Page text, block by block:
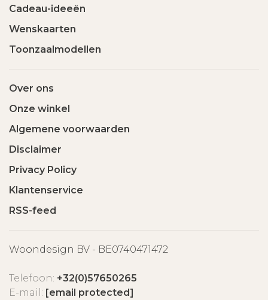
Cadeau-ideeën
Wenskaarten
Toonzaalmodellen
Over ons
Onze winkel
Algemene voorwaarden
Disclaimer
Privacy Policy
Klantenservice
RSS-feed
Woondesign BV - BE0740471472
Telefoon: +32(0)57650265
E-mail: [email protected]